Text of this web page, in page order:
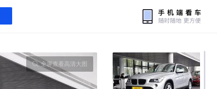
全屏查看高清大图